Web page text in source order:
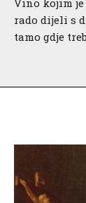
Vino kojim je
rado dijeli s
tamo gdje